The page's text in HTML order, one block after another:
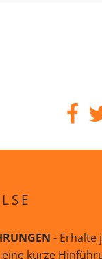
- Erhalte
kurze